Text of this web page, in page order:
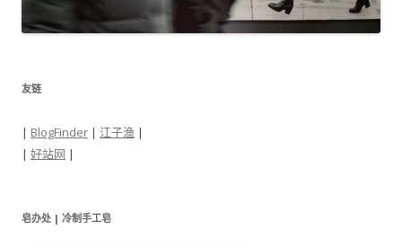
友链
| BlogFinder | 江子渔 |
| 好站网 |
皂办处 | 冷制手工皂